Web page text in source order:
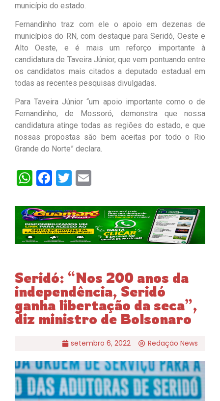
município do estado.
Fernandinho traz com ele o apoio em dezenas de
municípios do RN, com destaque para Seridó, Oeste e
Alto Oeste, e é mais um reforço importante à
candidatura de Taveira Júnior, que vem pontuando entre
os candidatos mais citados a deputado estadual em
todas as recentes pesquisas divulgadas.
Para Taveira Júnior “um apoio importante como o de
Fernandinho, de Mossoró, demonstra que nossa
candidatura atinge todas as regiões do estado, e que
nossas propostas são bem aceitas por todo o Rio
Grande do Norte” declara.
WhatsApp
Facebook
Twitter
Seridó: “Nos 200 anos da
independência, Seridó
ganha libertação da seca”,
diz ministro de Bolsonaro
setembro 6, 2022 Redação News